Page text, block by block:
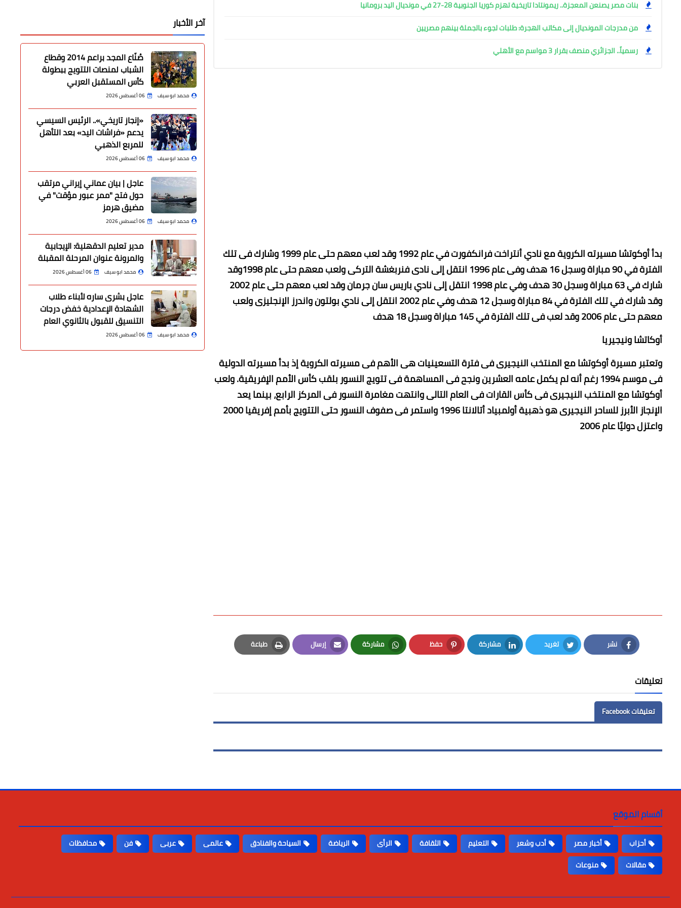
بنات مصر يصنعن المعجزة.. ريمونتادا تاريخية تهزم كوريا الجنوبية 28-27 في مونديال اليد برومانيا
من مدرجات المونديال إلى مكاتب الهجرة: طلبات لجوء بالجملة بينهم مصريين
رسمياً.. الجزائري منصف بقرار 3 مواسم مع الأهلي
بدأ أوكوتشا مسيرته الكروية مع نادي أنتراخت فرانكفورت في عام 1992 وقد لعب معهم حتى عام 1999 وشارك فى تلك
الفترة في 90 مباراة وسجل 16 هدف وفى عام 1996 انتقل إلى نادى فنربغشة التركى ولعب معهم حتى عام 1998وقد
شارك في 63 مباراة وسجل 30 هدف وفي عام 1998 انتقل إلى نادي باريس سان جرمان وقد لعب معهم حتى عام 2002
وقد شارك في تلك الفترة في 84 مباراة وسجل 12 هدف وفي عام 2002 انتقل إلى نادي بولتون واندرز الإنجليزى ولعب
معهم حتى عام 2006 وقد لعب فى تلك الفترة في 145 مباراة وسجل 18 هدف
أوكاتشا ونيجيريا
وتعتبر مسيرة أوكوتشا مع المنتخب النيجيرى فى فترة التسعينيات هى الأهم فى مسيرته الكروية إذ بدأ مسيرته الدولية
فى موسم 1994 رغم أنه لم يكمل عامه العشرين ونجح فى المساهمة فى تتويج النسور بلقب كأس الأمم الإفريقية. ولعب
أوكوتشا مع المنتخب النيجيرى فى كأس القارات فى العام التالى وانتهت مغامرة النسور فى المركز الرابع، بينما يعد
الإنجاز الأبرز للساحر النيجيرى هو ذهبية أولمبياد أتالانتا 1996 واستمر فى صفوف النسور حتى التتويج بأمم إفريقيا 2000
واعتزل دوليًا عام 2006
نشر
Facebook
تغريد
Twitter
مشاركة
LinkedIn
حفظ
Pinterest
مشاركة
Whatsapp
إرسال
Email
طباعة
Print
تعليقات
تعليقات Facebook
آخر الأخبار
صُنّاع المجد براعم 2014 وقطاع
الشباب لمنصات التتويج ببطولة
كأس المستقبل العربي
محمد ابو سيف 06 أغسطس 2026
«إنجاز تاريخي».. الرئيس السيسي
يدعم «فراشات اليد» بعد التأهل
للمربع الذهبي
محمد ابو سيف 06 أغسطس 2026
عاجل | بيان عماني إيراني مرتقب
حول فتح "ممر عبور مؤقت" في
مضيق هرمز
محمد ابو سيف 06 أغسطس 2026
مدير تعليم الدقهلية: الإيجابية
والمرونة عنوان المرحلة المقبلة
محمد ابو سيف 06 أغسطس 2026
عاجل بشرى ساره لأبناء طلاب
الشهادة الإعدادية خفض درجات
التنسيق للقبول بالثانوي العام
محمد ابو سيف 06 أغسطس 2026
أقسام الموقع
أحزاب أخبار مصر أدب وشعر التعليم الثقافة الرأى الرياضة السياحة والفنادق عالمى عربى فن
محافظات
مقالات
منوعات